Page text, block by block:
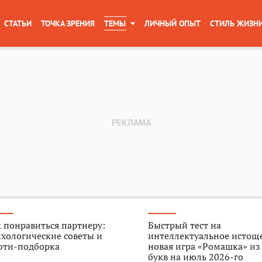
СТАТЬИ ТОЧКА ЗРЕНИЯ ТЕМЫ ЛИЧНЫЙ ОПЫТ СТИЛЬ
понравиться партнеру:
советы и
подборка
Быстрый тест на
интеллектуальное
новая игра «Ромашка»
букв на июль 2026-го